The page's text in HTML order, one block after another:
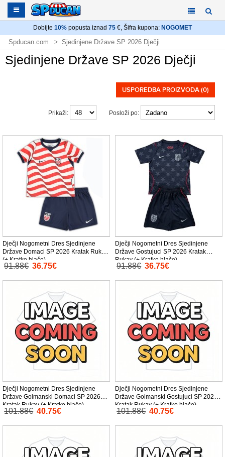
Dobijte 10% popusta iznad 75 €, Šifra kupona: NOGOMET
Spducan.com Sjedinjene Države SP 2026 Dječji
Sjedinjene Države SP 2026 Dječji
USPOREDBA PROIZVODA (0)
Posloži po:
Prikaži:
Dječji Nogometni Dres Sjedinjene
Države Domaci SP 2026 Kratak Rukav
(+ Kratke hlače)
91.88€ 36.75€
Dječji Nogometni Dres Sjedinjene
Države Gostujuci SP 2026 Kratak
Rukav (+ Kratke hlače)
91.88€ 36.75€
Dječji Nogometni Dres Sjedinjene
Države Golmanski Domaci SP 2026
Kratak Rukav (+ Kratke hlače)
101.88€ 40.75€
Dječji Nogometni Dres Sjedinjene
Države Golmanski Gostujuci SP 2026
Kratak Rukav (+ Kratke hlače)
101.88€ 40.75€